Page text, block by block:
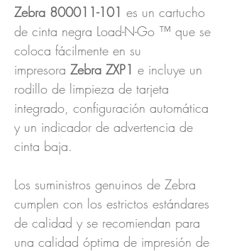
Zebra 800011-101 es un cartucho
de cinta negra Load-N-Go ™ que se
coloca fácilmente en su
impresora Zebra ZXP1 e incluye un
rodillo de limpieza de tarjeta
integrado, configuración automática
y un indicador de advertencia de
cinta baja.
Los suministros genuinos de Zebra
cumplen con los estrictos estándares
de calidad y se recomiendan para
una calidad óptima de impresión de